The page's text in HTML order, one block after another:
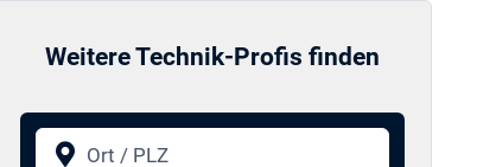
Weitere Technik-Profis finden
Ort / PLZ